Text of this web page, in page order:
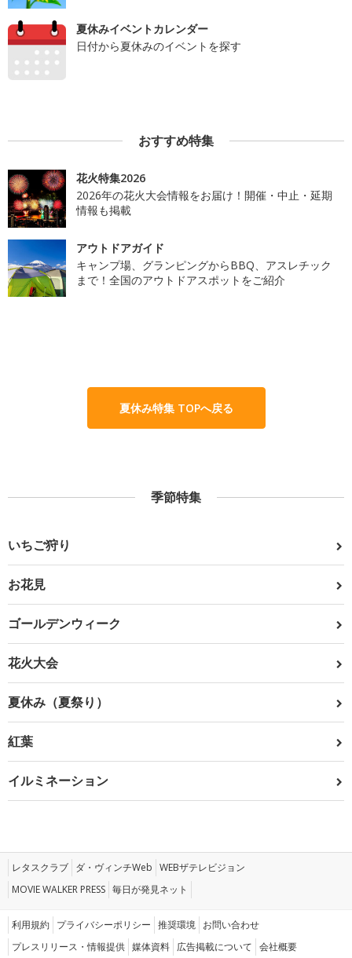
夏休みイベントカレンダー
日付から夏休みのイベントを探す
おすすめ特集
花火特集2026
2026年の花火大会情報をお届け！開催・中止・延期
情報も掲載
アウトドアガイド
キャンプ場、グランピングからBBQ、アスレチック
まで！全国のアウトドアスポットをご紹介
夏休み特集 TOPへ戻る
季節特集
いちご狩り
お花見
ゴールデンウィーク
花火大会
夏休み（夏祭り）
紅葉
イルミネーション
レタスクラブ ダ・ヴィンチWeb WEBザテレビジョン
MOVIE WALKER PRESS 毎日が発見ネット
利用規約 プライバシーポリシー 推奨環境 お問い合わせ
プレスリリース・情報提供 媒体資料 広告掲載について 会社概要